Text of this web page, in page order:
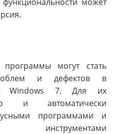
могут стать
и дефектов в
Windows 7. Для их
и автоматически
программами и
инструментами